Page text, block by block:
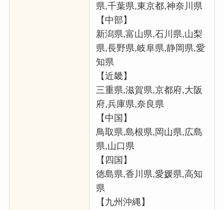
県,千葉県,東京都,神奈川県
【中部】
新潟県,富山県,石川県,山梨
県,長野県,岐阜県,静岡県,愛
知県
【近畿】
三重県,滋賀県,京都府,大阪
府,兵庫県,奈良県
【中国】
鳥取県,島根県,岡山県,広島
県,山口県
【四国】
徳島県,香川県,愛媛県,高知
県
【九州沖縄】